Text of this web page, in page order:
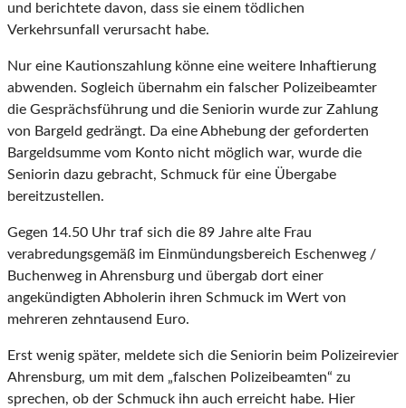
und berichtete davon, dass sie einem tödlichen
Verkehrsunfall verursacht habe.
Nur eine Kautionszahlung könne eine weitere Inhaftierung
abwenden. Sogleich übernahm ein falscher Polizeibeamter
die Gesprächsführung und die Seniorin wurde zur Zahlung
von Bargeld gedrängt. Da eine Abhebung der geforderten
Bargeldsumme vom Konto nicht möglich war, wurde die
Seniorin dazu gebracht, Schmuck für eine Übergabe
bereitzustellen.
Gegen 14.50 Uhr traf sich die 89 Jahre alte Frau
verabredungsgemäß im Einmündungsbereich Eschenweg /
Buchenweg in Ahrensburg und übergab dort einer
angekündigten Abholerin ihren Schmuck im Wert von
mehreren zehntausend Euro.
Erst wenig später, meldete sich die Seniorin beim Polizeirevier
Ahrensburg, um mit dem „falschen Polizeibeamten“ zu
sprechen, ob der Schmuck ihn auch erreicht habe. Hier